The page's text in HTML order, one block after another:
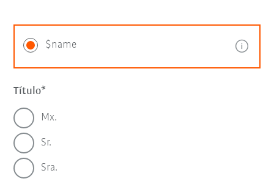
$name
Título
Mx.
Sr.
Sra.